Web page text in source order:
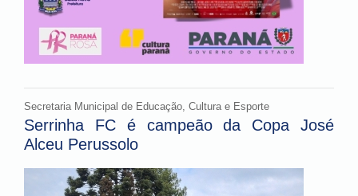
Secretaria Municipal de Educação, Cultura e Esporte
Serrinha FC é campeão da Copa José
Alceu Perussolo